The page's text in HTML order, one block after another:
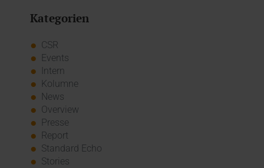
Kategorien
CSR
Events
Intern
Kolumne
News
Overview
Presse
Report
Standard Echo
Stories